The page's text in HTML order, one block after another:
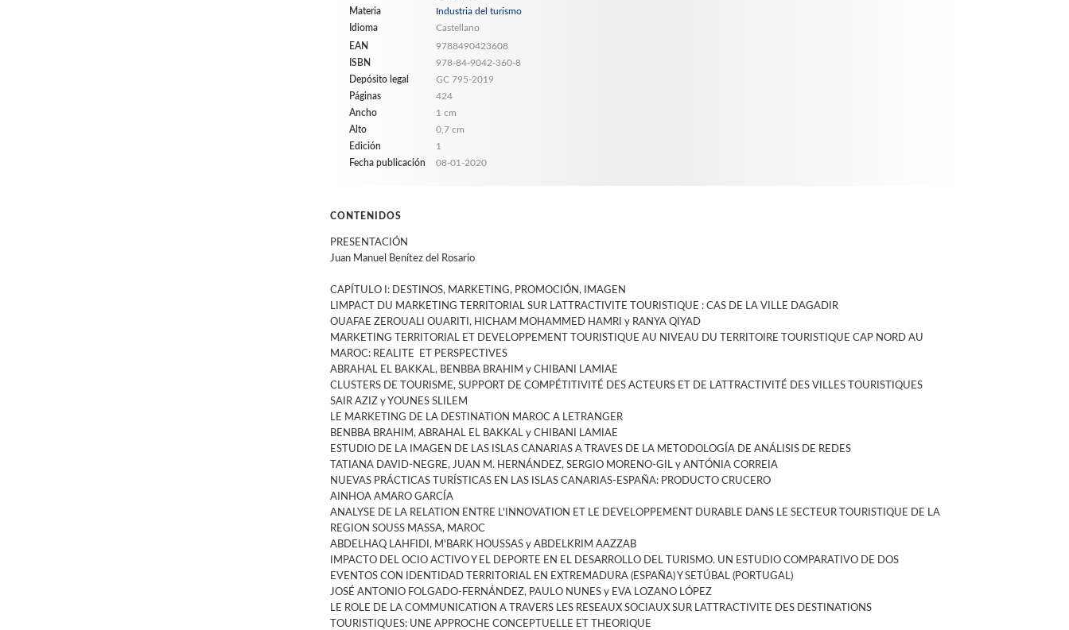
Materia
Industria del turismo
Idioma
Castellano
EAN
9788490423608
ISBN
978-84-9042-360-8
Depósito legal
GC 795-2019
Páginas
424
Ancho
1 cm
Alto
0,7 cm
Edición
1
Fecha publicación
08-01-2020
CONTENIDOS
PRESENTACIÓN
Juan Manuel Benítez del Rosario
CAPÍTULO I: DESTINOS, MARKETING, PROMOCIÓN, IMAGEN
LIMPACT DU MARKETING TERRITORIAL SUR LATTRACTIVITE TOURISTIQUE : CAS DE LA VILLE DAGADIR
OUAFAE ZEROUALI OUARITI, HICHAM MOHAMMED HAMRI y RANYA QIYAD
MARKETING TERRITORIAL ET DEVELOPPEMENT TOURISTIQUE AU NIVEAU DU TERRITOIRE TOURISTIQUE CAP NORD AU
MAROC: REALITE ET PERSPECTIVES
ABRAHAL EL BAKKAL, BENBBA BRAHIM y CHIBANI LAMIAE
CLUSTERS DE TOURISME, SUPPORT DE COMPÉTITIVITÉ DES ACTEURS ET DE LATTRACTIVITÉ DES VILLES TOURISTIQUES
SAIR AZIZ y YOUNES SLILEM
LE MARKETING DE LA DESTINATION MAROC A LETRANGER
BENBBA BRAHIM, ABRAHAL EL BAKKAL y CHIBANI LAMIAE
ESTUDIO DE LA IMAGEN DE LAS ISLAS CANARIAS A TRAVES DE LA METODOLOGÍA DE ANÁLISIS DE REDES
TATIANA DAVID-NEGRE, JUAN M. HERNÁNDEZ, SERGIO MORENO-GIL y ANTÓNIA CORREIA
NUEVAS PRÁCTICAS TURÍSTICAS EN LAS ISLAS CANARIAS-ESPAÑA: PRODUCTO CRUCERO
AINHOA AMARO GARCÍA
ANALYSE DE LA RELATION ENTRE L'INNOVATION ET LE DEVELOPPEMENT DURABLE DANS LE SECTEUR TOURISTIQUE DE LA
REGION SOUSS MASSA, MAROC
ABDELHAQ LAHFIDI, M'BARK HOUSSAS y ABDELKRIM AAZZAB
IMPACTO DEL OCIO ACTIVO Y EL DEPORTE EN EL DESARROLLO DEL TURISMO. UN ESTUDIO COMPARATIVO DE DOS
EVENTOS CON IDENTIDAD TERRITORIAL EN EXTREMADURA (ESPAÑA) Y SETÚBAL (PORTUGAL)
JOSÉ ANTONIO FOLGADO-FERNÁNDEZ, PAULO NUNES y EVA LOZANO LÓPEZ
LE ROLE DE LA COMMUNICATION A TRAVERS LES RESEAUX SOCIAUX SUR LATTRACTIVITE DES DESTINATIONS
TOURISTIQUES: UNE APPROCHE CONCEPTUELLE ET THEORIQUE